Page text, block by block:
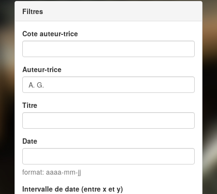
Filtres
Cote auteur-trice
Auteur-trice
Titre
Date
format: aaaa-mm-jj
Intervalle de date (entre x et y)